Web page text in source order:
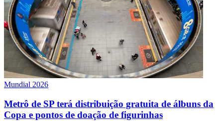
Mundial 2026
Metrô de SP terá distribuição gratuita de álbuns da
Copa e pontos de doação de figurinhas